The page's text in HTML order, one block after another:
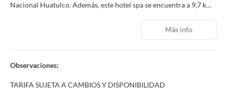
Nacional Huatulco. Además, este hotel spa se encuentra a 9,7 km
Para un relax sin igual, nada como una visita al spa, que ofrece
sala de estar compartida.
habitaciones con aire acondicionado y televisión LED. La
Más info
Observaciones:
TARIFA SUJETA A CAMBIOS Y DISPONIBILIDAD